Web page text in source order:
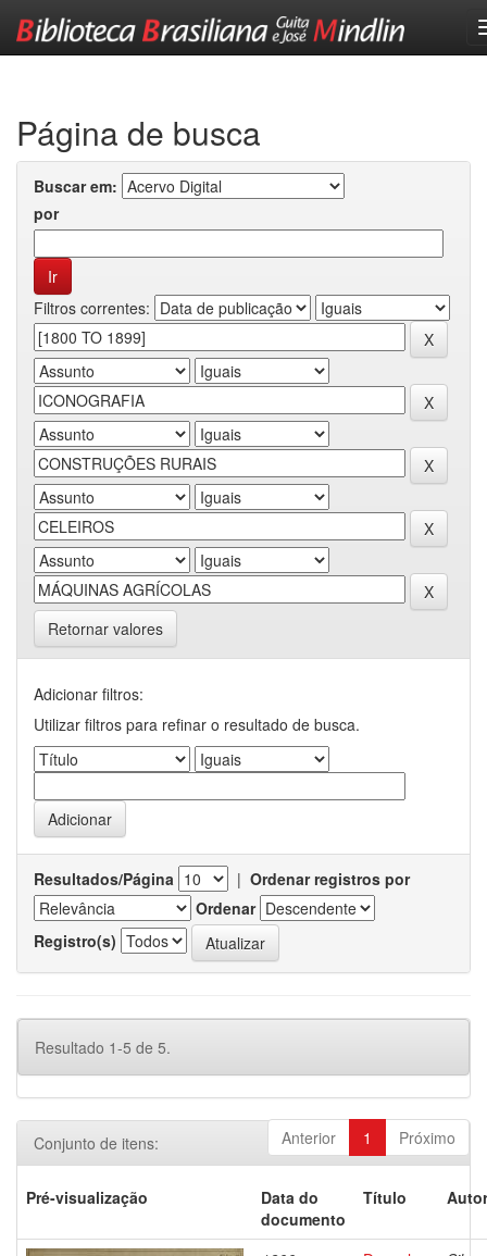
Página de busca
Buscar em:
por
Filtros correntes:
Retornar valores
Adicionar filtros:
Utilizar filtros para refinar o resultado de busca.
Resultados/Página | Ordenar registros por
Ordenar
Registro(s)
Resultado 1-5 de 5.
Anterior 1 Próximo
Conjunto de itens:
Pré-visualização
Data do
documento
Título